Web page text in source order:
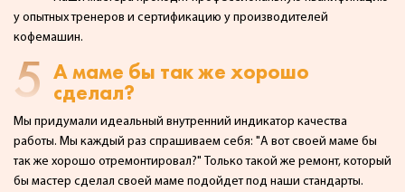
у опытных тренеров и сертификацию у производителей
кофемашин.
5 А маме бы так же хорошо
сделал?
Мы придумали идеальный внутренний индикатор качества
работы. Мы каждый раз спрашиваем себя: "А вот своей маме бы
так же хорошо отремонтировал?" Только такой же ремонт, который
бы мастер сделал своей маме подойдет под наши стандарты.